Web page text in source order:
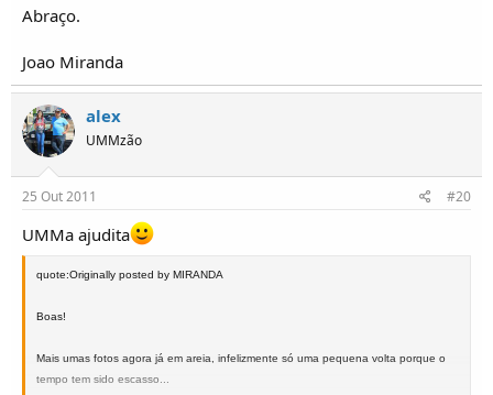
Abraço.
Joao Miranda
alex
UMMzão
25 Out 2011 #20
UMMa ajudita
quote:Originally posted by MIRANDA
Boas!
Mais umas fotos agora já em areia, infelizmente só uma pequena volta porque o
tempo tem sido escasso...